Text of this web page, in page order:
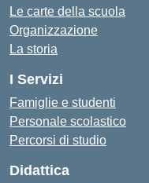
Le carte della scuola
Organizzazione
La storia
I Servizi
Famiglie e studenti
Personale scolastico
Percorsi di studio
Didattica